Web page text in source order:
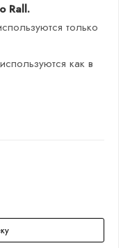
Rall.
только
как в